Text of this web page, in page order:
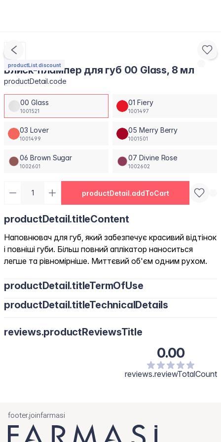
productList.discount
Блиск-плампер для губ 00 Glass, 8 мл
productDetail.code
00 Glass
1001521
01 Fiery
1001497
03 Lover
1001499
05 Merry Berry
1001501
06 Brown Sugar
1002601
07 Divine Rose
1002602
productDetail.addToCart
productDetail.titleContent
Наповнювач для губ, який забезпечує красивий відтінок
і повніші губи. Більш повний аплікатор наноситься
легше та рівномірніше. Миттєвий об'єм одним рухом.
productDetail.titleTermOfUse
productDetail.titleTechnicalDetails
reviews.productReviewsTitle
0.00
reviews.reviewTotalCount
footer.joinfarmasi